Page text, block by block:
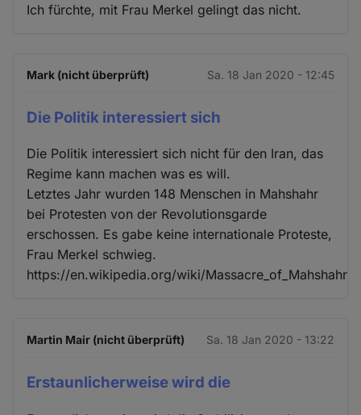
Ich fürchte, mit Frau Merkel gelingt das nicht.
Mark (nicht überprüft) Sa. 18 Jan 2020 - 12:45
Die Politik interessiert sich
Die Politik interessiert sich nicht für den Iran, das
Regime kann machen was es will.
Letztes Jahr wurden 148 Menschen in Mahshahr
bei Protesten von der Revolutionsgarde
erschossen. Es gabe keine internationale Proteste,
Frau Merkel schwieg.
https://en.wikipedia.org/wiki/Massacre_of_Mahshahr
Martin Mair (nicht überprüft) Sa. 18 Jan 2020 - 13:22
Erstaunlicherweise wird die